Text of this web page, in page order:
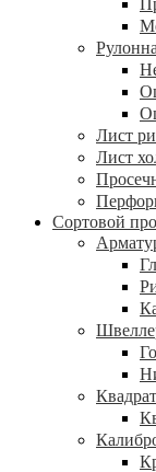
Лист
Лист
Сортовой
Квадрат